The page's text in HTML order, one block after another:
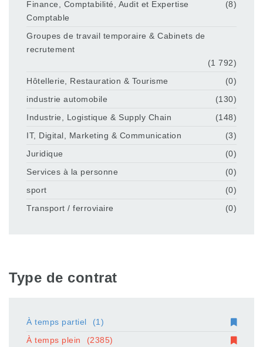
Finance, Comptabilité, Audit et Expertise
Comptable
(8)
Groupes de travail temporaire & Cabinets de
recrutement
(1 792)
Hôtellerie, Restauration & Tourisme
(0)
industrie automobile
(130)
Industrie, Logistique & Supply Chain
(148)
IT, Digital, Marketing & Communication
(3)
Juridique
(0)
Services à la personne
(0)
sport
(0)
Transport / ferroviaire
(0)
Type de contrat
À temps partiel
(1)
À temps plein
(2385)